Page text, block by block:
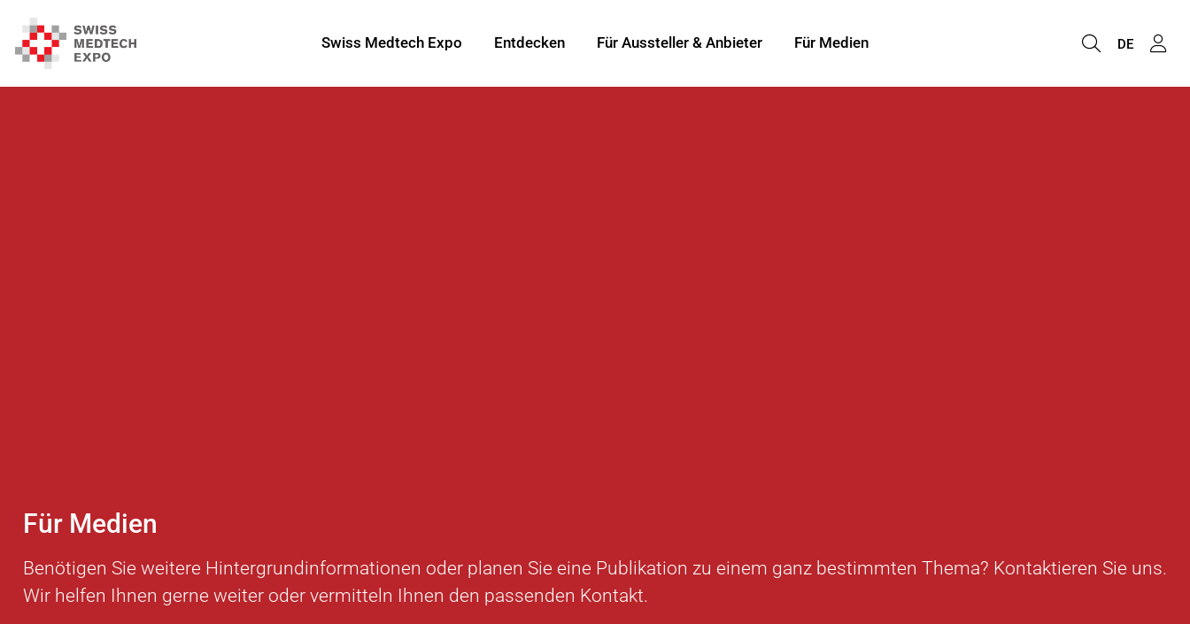
Swiss Medtech Expo Entdecken Für Aussteller & Anbieter Für Medien DE
Für Medien
Benötigen Sie weitere Hintergrundinformationen oder planen Sie eine Publikation zu einem ganz bestimmten Thema? Kontaktieren Sie uns.
Wir helfen Ihnen gerne weiter oder vermitteln Ihnen den passenden Kontakt.